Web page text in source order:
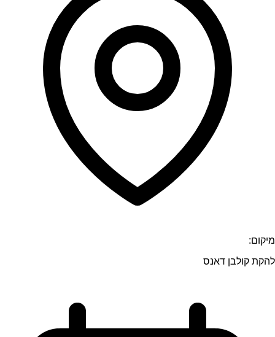
מיקום:
להקת קולבן דאנס